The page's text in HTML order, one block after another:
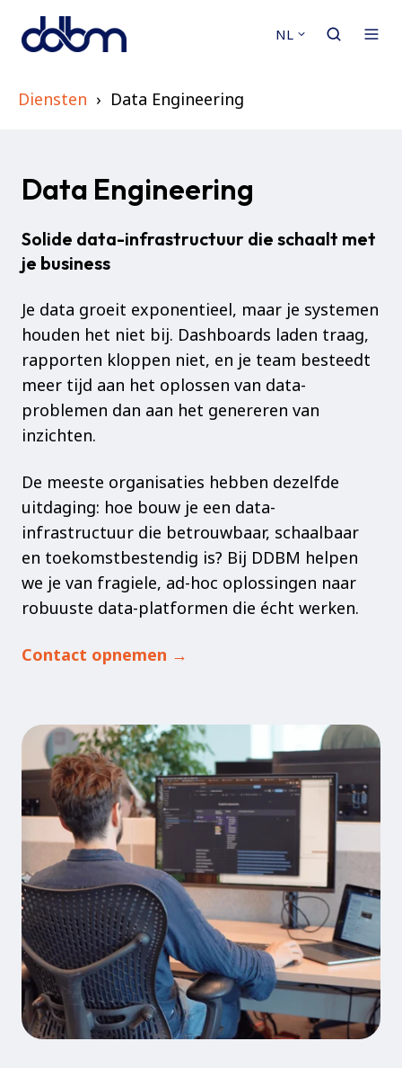
NL
Diensten Data Engineering
Data Engineering
Solide data-infrastructuur die schaalt met
je business
Je data groeit exponentieel, maar je systemen
houden het niet bij. Dashboards laden traag,
rapporten kloppen niet, en je team besteedt
meer tijd aan het oplossen van data-
problemen dan aan het genereren van
inzichten.
De meeste organisaties hebben dezelfde
uitdaging: hoe bouw je een data-
infrastructuur die betrouwbaar, schaalbaar
en toekomstbestendig is? Bij DDBM helpen
we je van fragiele, ad-hoc oplossingen naar
robuuste data-platformen die écht werken.
Contact opnemen →